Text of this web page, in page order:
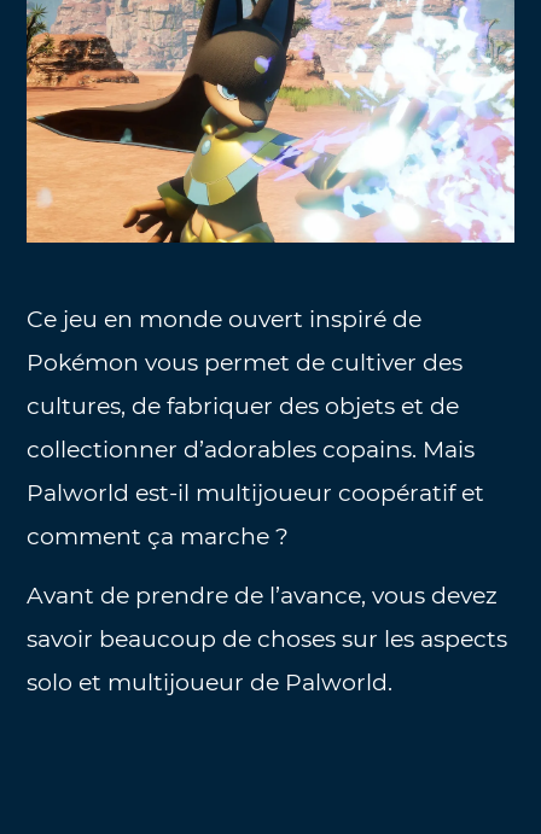
Ce jeu en monde ouvert inspiré de
Pokémon vous permet de cultiver des
cultures, de fabriquer des objets et de
collectionner d’adorables copains. Mais
Palworld est-il multijoueur coopératif et
comment ça marche ?
Avant de prendre de l’avance, vous devez
savoir beaucoup de choses sur les aspects
solo et multijoueur de Palworld.